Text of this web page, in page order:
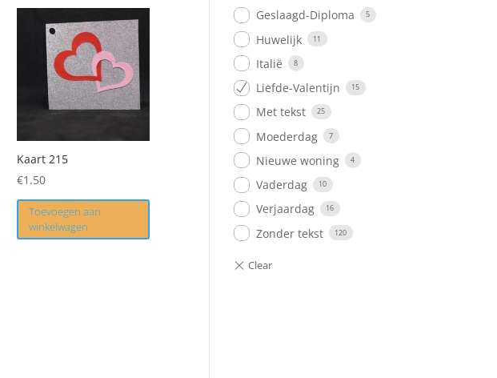
Kaart 215
€1.50
Toevoegen aan
winkelwagen
Geslaagd-Diploma 5
Huwelijk 11
Italië 8
Liefde-Valentijn 15
Met tekst 25
Moederdag 7
Nieuwe woning 4
Vaderdag 10
Verjaardag 16
Zonder tekst 120